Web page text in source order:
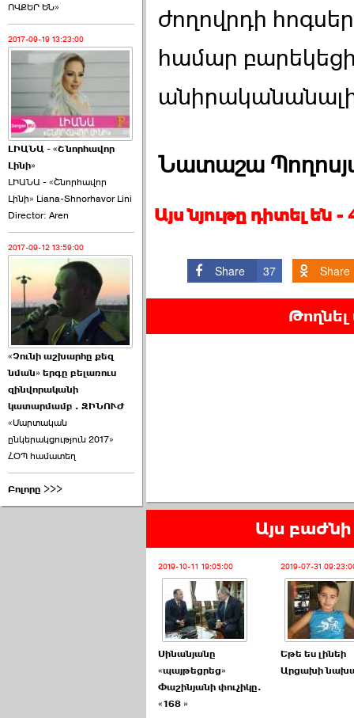
ՈՎՔԵՐ ԵՆ»
2017-09-19 13:23:00
ԼԻԱՆԱ - «Շնորհավոր
Լինի»
ԼԻԱՆԱ - «Շնորհավոր
Լինի» Liana-Shnorhavor Lini
Director: Aren
2017-09-12 13:59:00
«Չունի աշխարհը քեզ
նման» երգը բելառուս
զինվորականի
կատարմամբ . ԶԻՆՈՒԺ
«Մարտական
ընկերակցություն 2017»
ՀՕՊ համատեղ
Բոլորը >>>
ժողովրդի
համար
Նատաշա
Այս նյութը դիտել են
Share 37 Share
Թողնել
Այս բաժնի
2019-10-11 19:05:00
Սինանյանը
«պայթեցրեց»
Փաշինյանի փուչիկը.
«168 »
2019-07-31
Եթե ես լինեի
Արցախի